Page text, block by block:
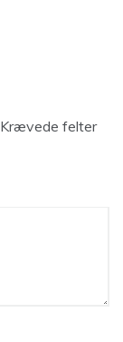
Krævede felter